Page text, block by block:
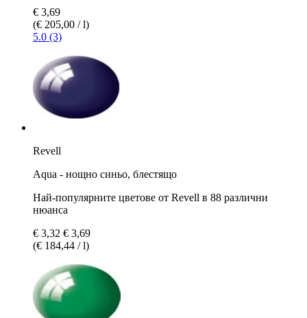
€ 3,69
(€ 205,00 / l)
5.0 (3)
Revell
Aqua - нощно синьо, блестящо
Най-популярните цветове от Revell в 88 различни
нюанса
€ 3,32 € 3,69
(€ 184,44 / l)